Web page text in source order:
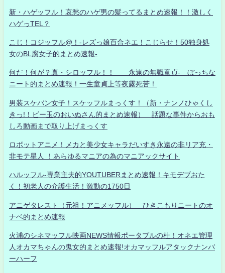
新・ハゲッフル！哀愁のハゲ男の髪ってるまとめ速報！！激しく
ハゲっTEL？
こじ！コジッフル@！-レズっ娘百合ネエ！こじらせ！50独身処
女のBL腐女子的まとめ速報-
何だ！何が？真・シロッフル！！ 永遠の無職童貞- ぼっちな
ニート的まとめ速報！一生童貞上等夜露死苦！
男装スケバン女子！スケッフルまっくす！（新・ナンノひゃくし
きっ!！ビー玉のおいぬさん的まとめ速報） 話題な事件からおも
しろ動画まで取り上げまっくす
ロボットアニメ！メカと美少女キャラだいすき永遠の非リア充・
非モテ星人 ！あらゆるマニアの為のマニアックサイト
ハルッフル-専業主夫的YOUTUBERまとめ速報！キモデブおた
く！初老人の介護生活！激動の1750日
アニゲタレスト（元祖！アニメッフル） ひきこもりニートのオ
ナベ的まとめ速報
火浦のシネマッフル映画NEWS情報ポータブルの杜！オネエ管理
人オカマちゃんの鬼女的まとめ速報!オカマッフルアタックナンバ
ーハーフ